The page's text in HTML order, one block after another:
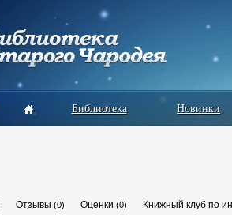
Библиотека Новинки
Отзывы (0) Оценки (0) Книжный клуб по